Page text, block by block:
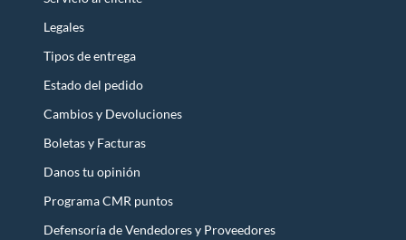
Legales
Tipos de entrega
Estado del pedido
Cambios y Devoluciones
Boletas y Facturas
Danos tu opinión
Programa CMR puntos
Defensoría de Vendedores y Proveedores